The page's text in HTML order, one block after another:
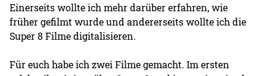
Einerseits wollte ich mehr darüber erfahren, wie
früher gefilmt wurde und andererseits wollte ich die
Super 8 Filme digitalisieren.
Für euch habe ich zwei Filme gemacht. Im ersten